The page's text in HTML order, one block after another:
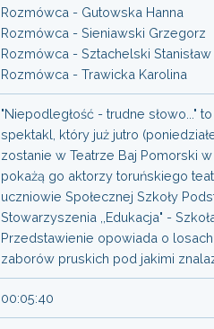
Rozmówca - Gutowska Hanna
Rozmówca - Sieniawski Grzegorz
Rozmówca - Sztachelski Stanisław
Rozmówca - Trawicka Karolina
"Niepodległość - trudne słowo..."
spektakl, który już jutro
zostanie w Teatrze Baj Pomorski
pokażą go aktorzy toruńskiego
uczniowie Społecznej Szkoły
Stowarzyszenia ,,Edukacja" -
Przedstawienie opowiada o
zaborów pruskich pod jakimi
00:05:40